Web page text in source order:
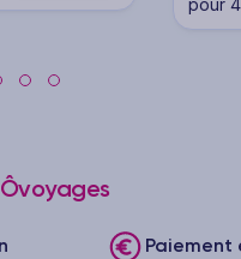
pour
Ôvoyages
Paiement